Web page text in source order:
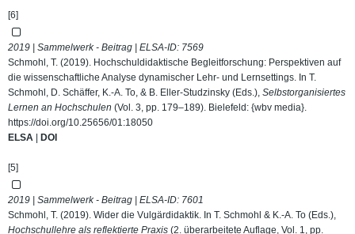
[6]
2019 | Sammelwerk - Beitrag | ELSA-ID: 7569
Schmohl, T. (2019). Hochschuldidaktische Begleitforschung: Perspektiven auf
die wissenschaftliche Analyse dynamischer Lehr- und Lernsettings. In T.
Schmohl, D. Schäffer, K.-A. To, & B. Eller-Studzinsky (Eds.), Selbstorganisiertes
Lernen an Hochschulen (Vol. 3, pp. 179–189). Bielefeld: {wbv media}.
https://doi.org/10.25656/01:18050
ELSA
DOI
[5]
2019 | Sammelwerk - Beitrag | ELSA-ID: 7601
Schmohl, T. (2019). Wider die Vulgärdidaktik. In T. Schmohl & K.-A. To (Eds.),
Hochschullehre als reflektierte Praxis (2. überarbeitete Auflage, Vol. 1, pp.